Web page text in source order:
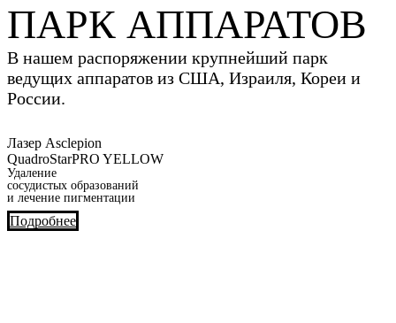
ПАРК АППАРАТОВ
В нашем распоряжении крупнейший парк
ведущих аппаратов из США, Израиля, Кореи и
России.
Лазер Asclepion
QuadroStarPRO YELLOW
Удаление
сосудистых образований
и лечение пигментации
Подробнее